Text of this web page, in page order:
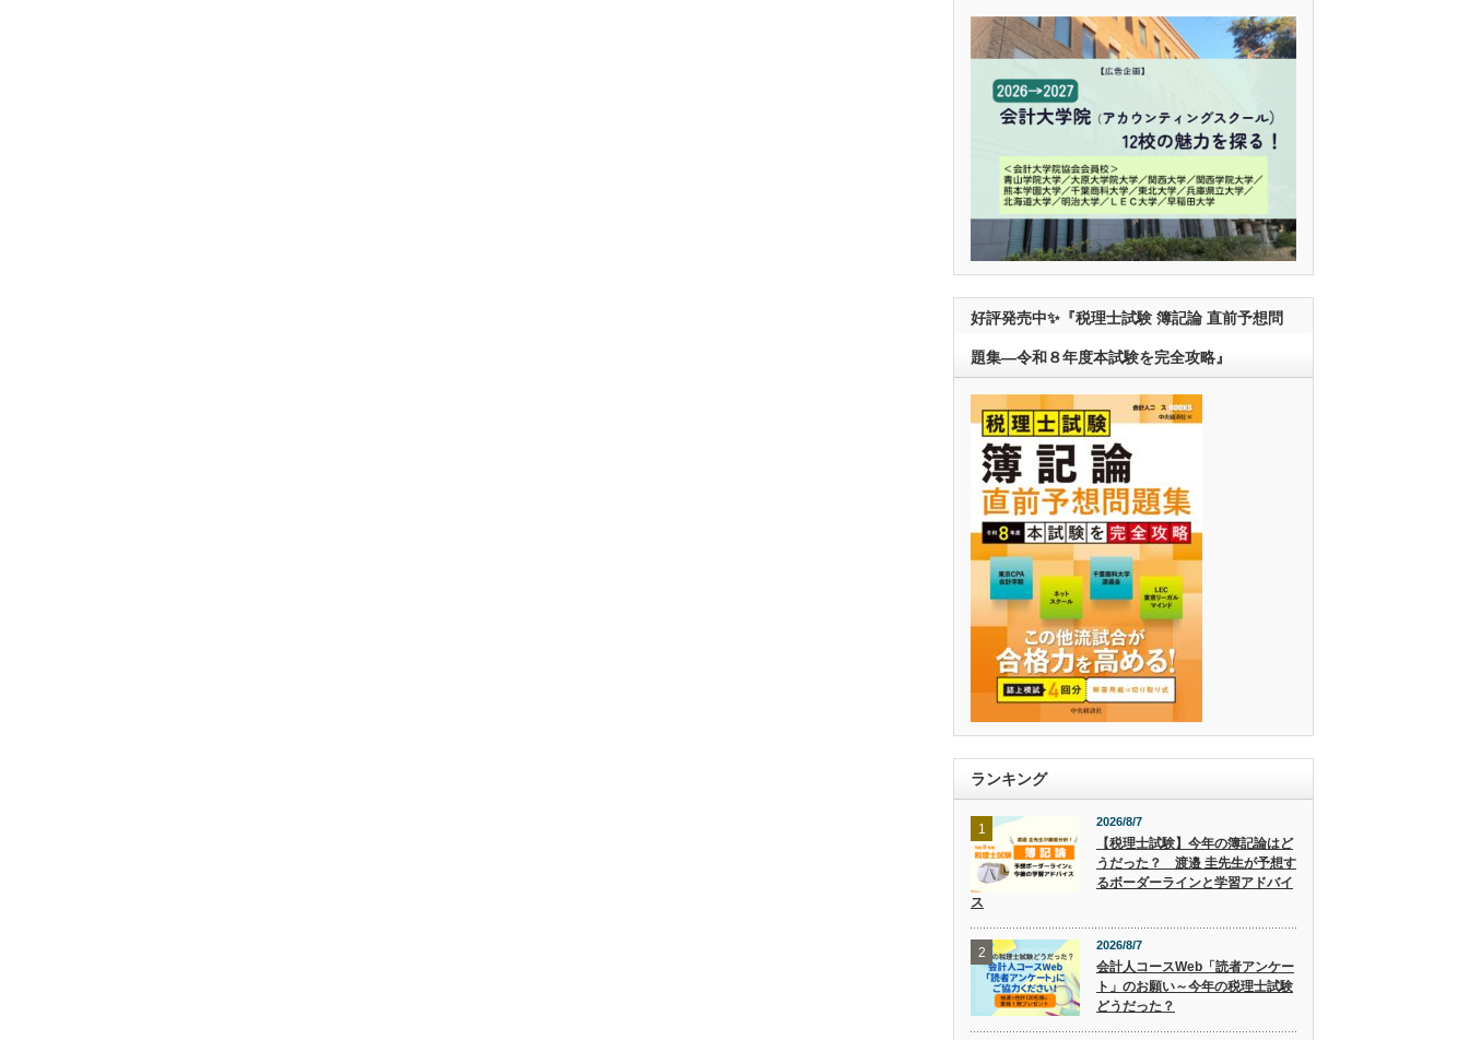
好評発売中✨『税理士試験 簿記論 直前予想問
題集―令和８年度本試験を完全攻略』
ランキング
1 2026/8/7
【税理士試験】今年の簿記論はど
うだった？ 渡邉 圭先生が予想す
るボーダーラインと学習アドバイ
ス
2 2026/8/7
会計人コースWeb「読者アンケー
ト」のお願い～今年の税理士試験
どうだった？